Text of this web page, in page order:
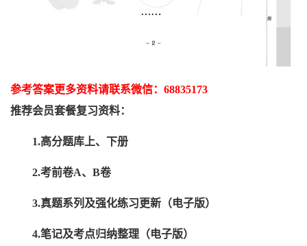
参考答案更多资料请联系微信： 68835173
推荐会员套餐复习资料：
1.高分题库上、下册
2.考前卷A、B卷
3.真题系列及强化练习更新（电子版）
4.笔记及考点归纳整理（电子版）